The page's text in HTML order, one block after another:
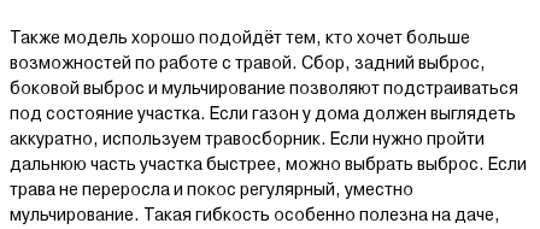
Также модель хорошо подойдёт тем, кто хочет больше
возможностей по работе с травой. Сбор, задний выброс,
боковой выброс и мульчирование позволяют подстраиваться
под состояние участка. Если газон у дома должен выглядеть
аккуратно, используем травосборник. Если нужно пройти
дальнюю часть участка быстрее, можно выбрать выброс. Если
трава не переросла и покос регулярный, уместно
мульчирование. Такая гибкость особенно полезна на даче,